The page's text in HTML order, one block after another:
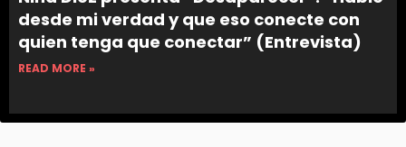
desde mi verdad y que eso conecte con
quien tenga que conectar” (Entrevista)
READ MORE »